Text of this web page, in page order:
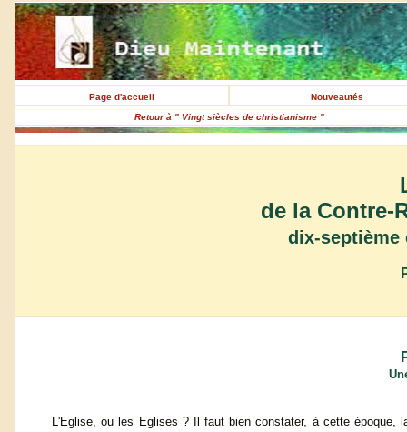
Page d'accueil
Nouveautés
Retour à " Vingt siècles de christianisme "
de la Contre-
dix-septième
L'Eglise, ou les Eglises ? Il faut bien constater, à cette époque,